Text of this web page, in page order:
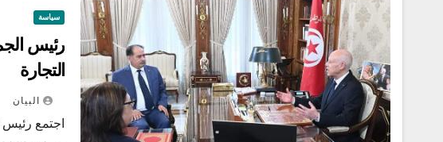
سياسة
رئيس
التجارة
البيان